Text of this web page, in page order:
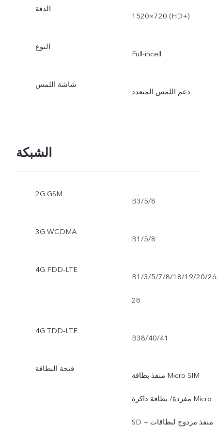
الدقة
1520×720 (HD+‎)
النوع
Full-incell
شاشة اللمس
دعم اللمس المتعدد
الشبكة
2G GSM
B3/5/8
3G WCDMA
B1/5/8
4G FDD-LTE
B1/3/5/7/8/18/19/20/
28
4G TDD-LTE
B38/40/41
فتحة البطاقة
منفذ بطاقة Micro SIM
مفردة/ بطاقة ذاكرة Micro
SD + منفذ مزدوج لبطاقات